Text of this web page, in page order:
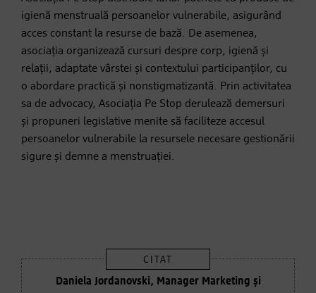
igienă menstruală persoanelor vulnerabile, asigurând
acces constant la resurse de bază. De asemenea,
asociația organizează cursuri despre corp, igienă și
relații, adaptate vârstei și contextului participanților, cu
o abordare practică și nonstigmatizantă. Prin activitatea
sa de advocacy, Asociația Pe Stop derulează demersuri
și propuneri legislative menite să faciliteze accesul
persoanelor vulnerabile la resursele necesare gestionării
sigure și demne a menstruației.
Daniela Jordanovski, Manager Marketing și